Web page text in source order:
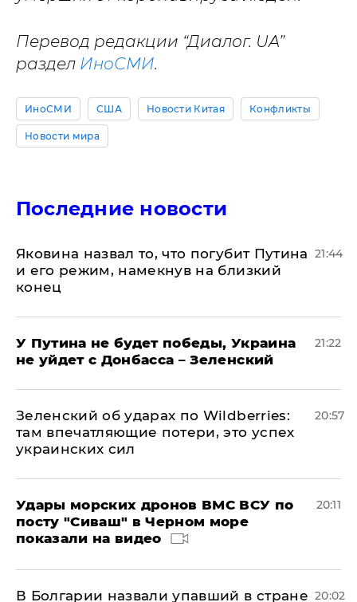
Перевод редакции “Диалог. UA”
раздел ИноСМИ.
ИноСМИ США Новости Китая Конфликты
Новости мира
Последние новости
Яковина назвал то, что погубит Путина
и его режим, намекнув на близкий
конец
21:44
У Путина не будет победы, Украина
не уйдет с Донбасса – Зеленский
21:22
Зеленский об ударах по Wildberries:
там впечатляющие потери, это успех
украинских сил
20:57
Удары морских дронов ВМС ВСУ по
посту "Сиваш" в Черном море
показали на видео
20:11
В Болгарии назвали упавший в стране 20:02